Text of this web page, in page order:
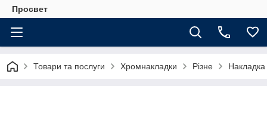
Просвет
Товари та послуги Хромнакладки Різне